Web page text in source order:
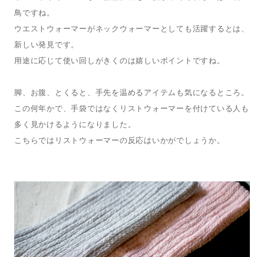
鳥ですね。
ウエストウォーマーがネックウォーマーとしても活躍するとは、
新しい発見です。
用途に応じて使い回しがきくのは嬉しいポイントですね。
脚、お腹、とくると、手先を温めるアイテムも気になるところ。
この何年かで、手袋ではなくリストウォーマーを付けている人も
多く見かけるようになりました。
こちらではリストウォーマーの反応はいかがでしょうか。